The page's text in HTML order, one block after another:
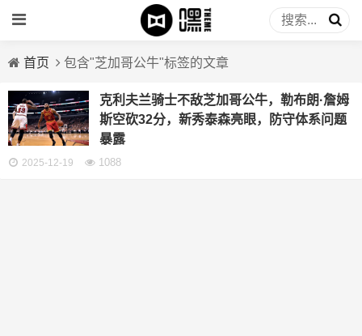
首页 包含"芝加哥公牛"标签的文章
克利夫兰骑士不敌芝加哥公牛，勒布朗·詹姆
斯空砍32分，新秀泰森亮眼，防守体系问题
暴露
2025-12-19 1088